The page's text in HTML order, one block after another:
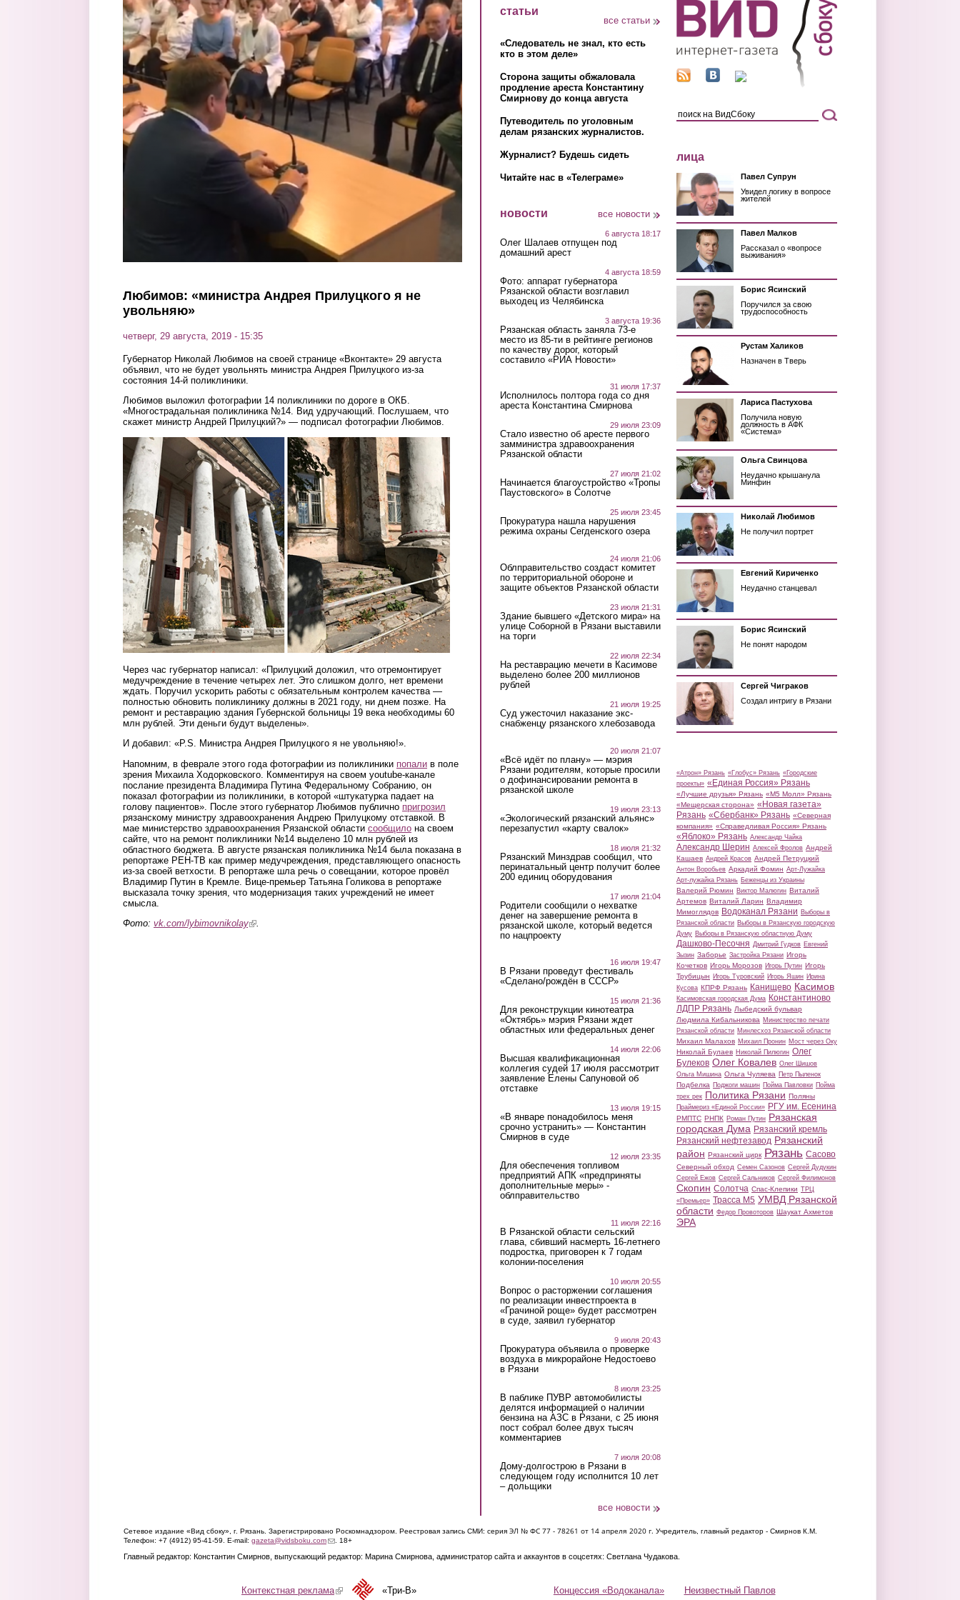
Перейти к основному содержанию
Любимов: «министра Андрея Прилуцкого я не
увольняю»
четверг, 29 августа, 2019 - 15:35
Губернатор Николай Любимов на своей странице «Вконтакте» 29 августа
объявил, что не будет увольнять министра Андрея Прилуцкого из-за
состояния 14-й поликлиники.
Любимов выложил фотографии 14 поликлиники по дороге в ОКБ.
«Многострадальная поликлиника №14. Вид удручающий. Послушаем, что
скажет министр Андрей Прилуцкий?» — подписал фотографии Любимов.
14.png
Через час губернатор написал: «Прилуцкий доложил, что отремонтирует
медучреждение в течение четырех лет. Это слишком долго, нет времени
ждать. Поручил ускорить работы с обязательным контролем качества —
полностью обновить поликлинику должны в 2021 году, ни днем позже. На
ремонт и реставрацию здания Губернской больницы 19 века необходимы 60
млн рублей. Эти деньги будут выделены».
И добавил: «P.S. Министра Андрея Прилуцкого я не увольняю!».
Напомним, в феврале этого года фотографии из поликлиники попали в поле
зрения Михаила Ходорковского. Комментируя на своем youtube-канале
послание президента Владимира Путина Федеральному Собранию, он
показал фотографии из поликлиники, в которой «штукатурка падает на
голову пациентов». После этого губернатор Любимов публично пригрозил
рязанскому министру здравоохранения Андрею Прилуцкому отставкой. В
мае министерство здравоохранения Рязанской области сообщило на своем
сайте, что на ремонт поликлиники №14 выделено 10 млн рублей из
областного бюджета. В августе рязанская поликлиника №14 была показана в
репортаже РЕН-ТВ как пример медучреждения, представляющего опасность
из-за своей ветхости. В репортаже шла речь о совещании, которое провёл
Владимир Путин в Кремле. Вице-премьер Татьяна Голикова в репортаже
высказала точку зрения, что модернизация таких учреждений не имеет
смысла.
Фото: vk.com/lybimovnikolay(link is external)
статьи
все статьи
«Следователь не знал, кто есть
кто в этом деле»
Сторона защиты обжаловала
продление ареста Константину
Смирнову до конца августа
Путеводитель по уголовным
делам рязанских журналистов.
Журналист? Будешь сидеть
Читайте нас в «Телеграме»
новости все новости
6 августа 18:17
Олег Шалаев отпущен под
домашний арест
4 августа 18:59
Фото: аппарат губернатора
Рязанской области возглавил
выходец из Челябинска
3 августа 19:36
Рязанская область заняла 73-е
место из 85-ти в рейтинге регионов
по качеству дорог, который
составило «РИА Новости»
31 июля 17:37
Исполнилось полтора года со дня
ареста Константина Смирнова
29 июля 23:09
Стало известно об аресте первого
замминистра здравоохранения
Рязанской области
27 июля 21:02
Начинается благоустройство «Тропы
Паустовского» в Солотче
25 июля 23:45
Прокуратура нашла нарушения
режима охраны Сегденского озера
24 июля 21:06
Облправительство создаст комитет
по территориальной обороне и
защите объектов Рязанской области
23 июля 21:31
Здание бывшего «Детского мира» на
улице Соборной в Рязани выставили
на торги
22 июля 22:34
На реставрацию мечети в Касимове
выделено более 200 миллионов
рублей
21 июля 19:25
Суд ужесточил наказание экс-
снабженцу рязанского хлебозавода
20 июля 21:07
«Всё идёт по плану» — мэрия
Рязани родителям, которые просили
о дофинансировании ремонта в
рязанской школе
19 июля 23:13
«Экологический рязанский альянс»
перезапустил «карту свалок»
18 июля 21:32
Рязанский Минздрав сообщил, что
перинатальный центр получит более
200 единиц оборудования
17 июля 21:04
Родители сообщили о нехватке
денег на завершение ремонта в
рязанской школе, который ведется
по нацпроекту
16 июля 19:47
В Рязани проведут фестиваль
«Сделано/рождён в СССР»
15 июля 21:36
Для реконструкции кинотеатра
«Октябрь» мэрия Рязани ждет
областных или федеральных денег
14 июля 22:06
Высшая квалификационная
коллегия судей 17 июля рассмотрит
заявление Елены Сапуновой об
отставке
13 июля 19:15
«В январе понадобилось меня
срочно устранить» — Константин
Смирнов в суде
12 июля 23:35
Для обеспечения топливом
предприятий АПК «предприняты
дополнительные меры» -
облправительство
11 июля 22:16
В Рязанской области сельский
глава, сбивший насмерть 16-летнего
подростка, приговорен к 7 годам
колонии-поселения
10 июля 20:55
Вопрос о расторжении соглашения
по реализации инвестпроекта в
«Грачиной роще» будет рассмотрен
в суде, заявил губернатор
9 июля 20:43
Прокуратура объявила о проверке
воздуха в микрорайоне Недостоево
в Рязани
8 июля 23:25
В паблике ПУВР автомобилисты
делятся информацией о наличии
бензина на АЗС в Рязани, с 25 июня
пост собрал более двух тысяч
комментариев
7 июля 20:08
Дому-долгострою в Рязани в
следующем году исполнится 10 лет
– дольщики
все новости
лица
Павел Супрун
Увидел логику в вопросе
жителей
Павел Малков
Рассказал о «вопросе
выживания»
Борис Ясинский
Поручился за свою
трудоспособность
Рустам Халиков
Назначен в Тверь
Лариса Пастухова
Получила новую
должность в АФК
«Система»
Ольга Свинцова
Неудачно крышанула
Минфин
Николай Любимов
Не получил портрет
Евгений Кириченко
Неудачно станцевал
Борис Ясинский
Не понят народом
Сергей Чиграков
Создал интригу в Рязани
«Атрон» Рязань «Глобус» Рязань «Городские
проекты» «Единая Россия» Рязань
«Лучшие друзья» Рязань «М5 Молл» Рязань
«Мещерская сторона» «Новая газета»
Рязань «Сбербанк» Рязань «Северная
компания» «Справедливая Россия» Рязань
«Яблоко» Рязань Александр Чайка
Александр Шерин Алексей Фролов Андрей
Кашаев Андрей Красов Андрей Петруцкий
Антон Воробьев Аркадий Фомин Арт-Лужайка
Арт-лужайка Рязань Беженцы из Украины
Валерий Рюмин Виктор Малюгин Виталий
Артемов Виталий Ларин Владимир
Мимоглядов Водоканал Рязани Выборы в
Рязанской области Выборы в Рязанскую городскую
Думу Выборы в Рязанскую областную Думу
Дашково-Песочня Дмитрий Гудков Евгений
Зызин Заборье Застройка Рязани Игорь
Кочетков Игорь Морозов Игорь Путин Игорь
Трубицын Игорь Туровский Игорь Яшин Ирина
Кусова КПРФ Рязань Канищево Касимов
Касимовская городская Дума Константиново
ЛДПР Рязань Лыбедский бульвар
Людмила Кибальникова Министерство печати
Рязанской области Минлесхоз Рязанской области
Михаил Малахов Михаил Пронин Мост через Оку
Николай Булаев Николай Пилюгин Олег
Булеков Олег Ковалев Олег Шишов
Ольга Мишина Ольга Чуляева Петр Пыленок
Подбелка Поджоги машин Пойма Павловки Пойма
трех рек Политика Рязани Поляны
Праймериз «Единой России» РГУ им. Есенина
РМПТС РНПК Роман Путин Рязанская
городская Дума Рязанский кремль
Рязанский нефтезавод Рязанский
район Рязанский цирк Рязань Сасово
Северный обход Семен Сазонов Сергей Дудукин
Сергей Ежов Сергей Сальников Сергей Филимонов
Скопин Солотча Спас-Клепики ТРЦ
«Премьер» Трасса М5 УМВД Рязанской
области Федор Провоторов Шаукат Ахметов
ЭРА
Сетевое издание «Вид сбоку», г. Рязань. Зарегистрировано Роскомнадзором. Реестровая запись СМИ: серия ЭЛ № ФС 77 - 78261 от 14 апреля 2020 г. Учредитель, главный редактор - Смирнов К.М.
Телефон: +7 (4912) 95-41-59. E-mail: gazeta@vidsboku.com(link sends e-mail)
. 18+
Главный редактор: Константин Смирнов, выпускающий редактор: Марина Смирнова, администратор сайта и аккаунтов в соцсетях: Светлана Чудакова.
Концессия «Водоканала» Неизвестный Павлов
Контекстная реклама(link is external)«Три-В»